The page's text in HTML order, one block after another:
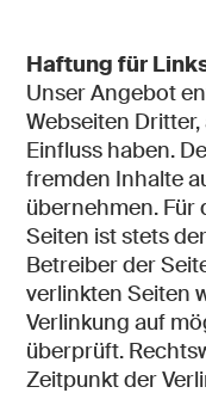
Haftung für
Unser Angebot
Webseiten
Einfluss haben.
fremden Inhalte
übernehmen. Für
Seiten ist stets
Betreiber der
verlinkten Seiten
Verlinkung auf
überprüft.
Zeitpunkt der